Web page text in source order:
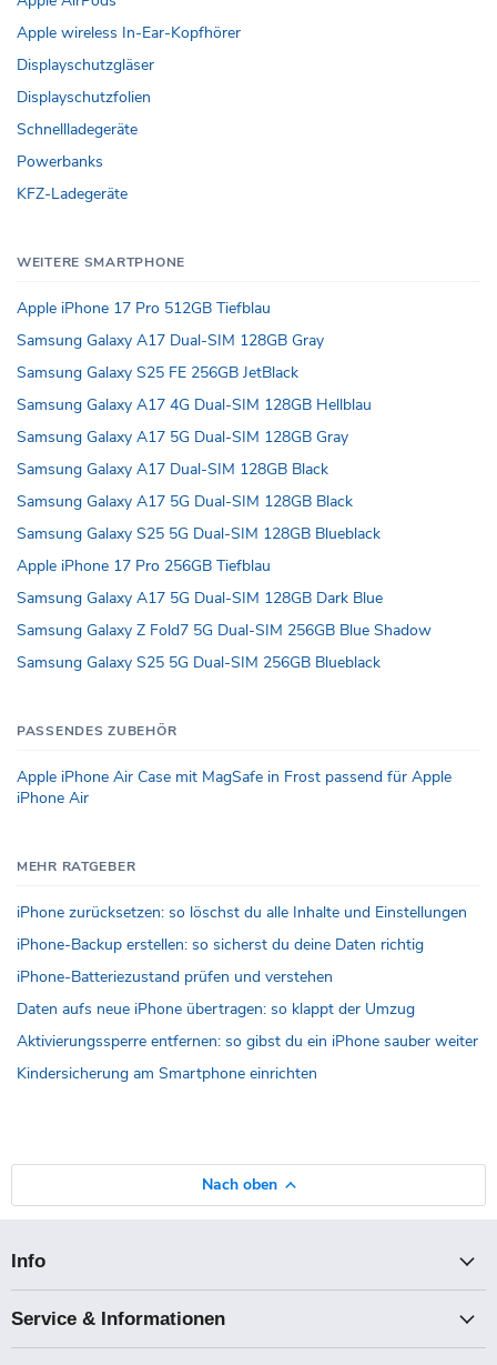
Apple wireless In-Ear-Kopfhörer
Displayschutzgläser
Displayschutzfolien
Schnellladegeräte
Powerbanks
KFZ-Ladegeräte
WEITERE SMARTPHONE
Apple iPhone 17 Pro 512GB Tiefblau
Samsung Galaxy A17 Dual-SIM 128GB Gray
Samsung Galaxy S25 FE 256GB JetBlack
Samsung Galaxy A17 4G Dual-SIM 128GB Hellblau
Samsung Galaxy A17 5G Dual-SIM 128GB Gray
Samsung Galaxy A17 Dual-SIM 128GB Black
Samsung Galaxy A17 5G Dual-SIM 128GB Black
Samsung Galaxy S25 5G Dual-SIM 128GB Blueblack
Apple iPhone 17 Pro 256GB Tiefblau
Samsung Galaxy A17 5G Dual-SIM 128GB Dark Blue
Samsung Galaxy Z Fold7 5G Dual-SIM 256GB Blue Shadow
Samsung Galaxy S25 5G Dual-SIM 256GB Blueblack
PASSENDES ZUBEHÖR
Apple iPhone Air Case mit MagSafe in Frost passend für Apple
iPhone Air
MEHR RATGEBER
iPhone zurücksetzen: so löschst du alle Inhalte und Einstellungen
iPhone-Backup erstellen: so sicherst du deine Daten richtig
iPhone-Batteriezustand prüfen und verstehen
Daten aufs neue iPhone übertragen: so klappt der Umzug
Aktivierungssperre entfernen: so gibst du ein iPhone sauber weiter
Kindersicherung am Smartphone einrichten
Nach oben
Info
Service & Informationen